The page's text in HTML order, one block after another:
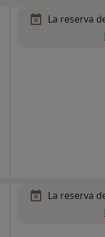
La reserva
La reserva